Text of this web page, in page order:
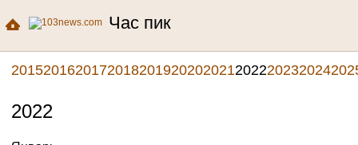
Час пик
2015201620172018201920202021202220232024
2022